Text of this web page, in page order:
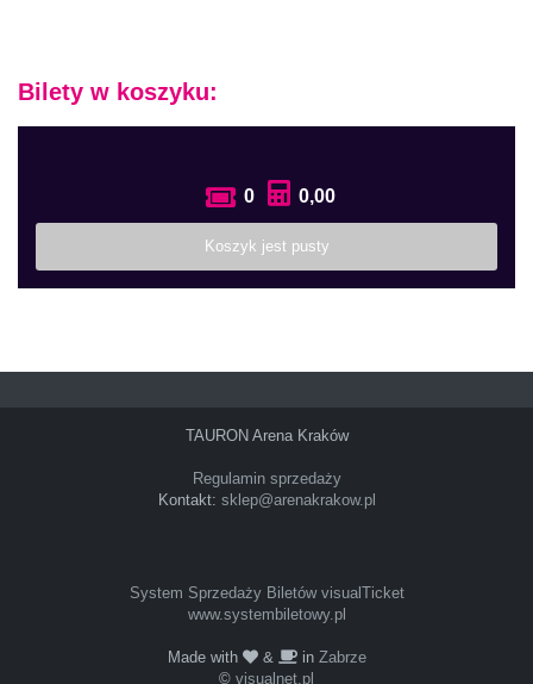
Bilety w koszyku:
0 0,00
Koszyk jest pusty
TAURON Arena Kraków
Regulamin sprzedaży
Kontakt: sklep@arenakrakow.pl
System Sprzedaży Biletów visualTicket
www.systembiletowy.pl
Made with & in Zabrze
© visualnet.pl